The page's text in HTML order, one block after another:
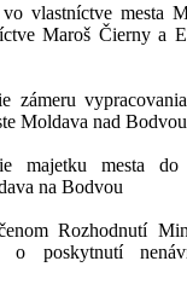
vlastníctve mesta
Maroš Čierny a
zámeru
Moldava nad Bodvou
majetku mesta do
na Bodvou
Rozhodnutí
poskytnutí